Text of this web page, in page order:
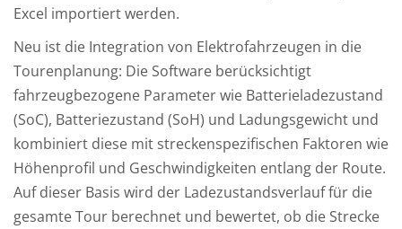
Excel importiert werden.
Neu ist die Integration von Elektrofahrzeugen in die
Tourenplanung: Die Software berücksichtigt
fahrzeugbezogene Parameter wie Batterieladezustand
(SoC), Batteriezustand (SoH) und Ladungsgewicht und
kombiniert diese mit streckenspezifischen Faktoren wie
Höhenprofil und Geschwindigkeiten entlang der Route.
Auf dieser Basis wird der Ladezustandsverlauf für die
gesamte Tour berechnet und bewertet, ob die Strecke